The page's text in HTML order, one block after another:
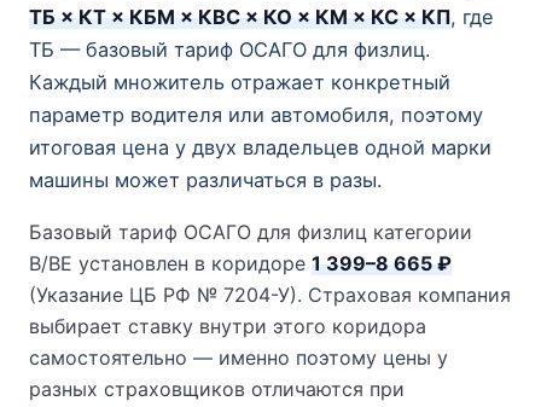
ТБ × КТ × КБМ × КВС × КО × КМ × КС × КП, где
ТБ — базовый тариф ОСАГО для физлиц.
Каждый множитель отражает конкретный
параметр водителя или автомобиля, поэтому
итоговая цена у двух владельцев одной марки
машины может различаться в разы.
Базовый тариф ОСАГО для физлиц категории
B/BE установлен в коридоре 1 399–8 665 ₽
(Указание ЦБ РФ № 7204-У). Страховая компания
выбирает ставку внутри этого коридора
самостоятельно — именно поэтому цены у
разных страховщиков отличаются при